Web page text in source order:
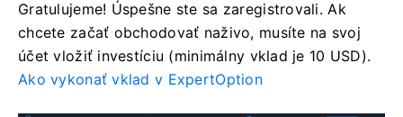
Gratulujeme! Úspešne ste sa zaregistrovali. Ak
chcete začať obchodovať naživo, musíte na svoj
účet vložiť investíciu (minimálny vklad je 10 USD).
Ako vykonať vklad v ExpertOption